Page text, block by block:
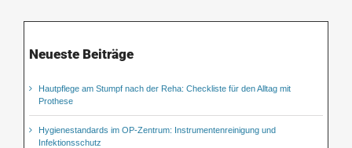
Neueste Beiträge
Hautpflege am Stumpf nach der Reha: Checkliste für den Alltag mit
Prothese
Hygienestandards im OP-Zentrum: Instrumentenreinigung und
Infektionsschutz